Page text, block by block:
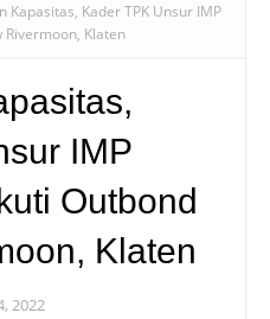
Kapasitas, Kader TPK Unsur IMP
Klaten
IMP
Outbond
Klaten
2022